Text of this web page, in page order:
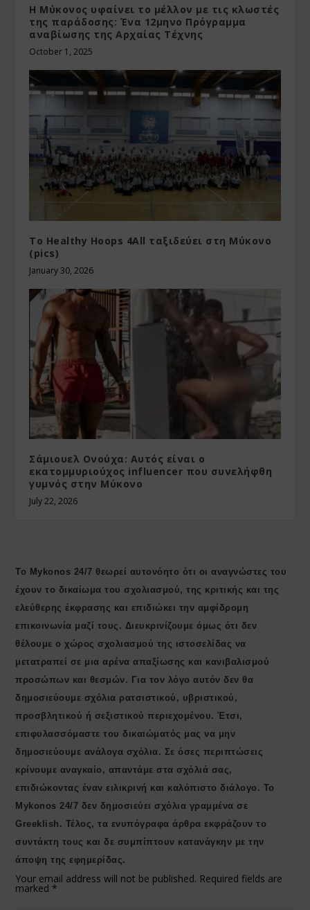
Η Μύκονος υφαίνει το μέλλον με τις κλωστές
της παράδοσης: Ένα 12μηνο Πρόγραμμα
αναβίωσης της Αρχαίας Τέχνης
October 1, 2025
Το Healthy Hoops 4All ταξιδεύει στη Μύκονο
(pics)
January 30, 2026
Σάμιουελ Ονούχα: Αυτός είναι ο
εκατομμυριούχος influencer που συνελήφθη
γυμνός στην Μύκονο
July 22, 2026
Το Mykonos 24/7 θεωρεί αυτονόητο ότι οι αναγνώστες του
έχουν το δικαίωμα του σχολιασμού, της κριτικής και της
ελεύθερης έκφρασης και επιδιώκει την αμφίδρομη
επικοινωνία μαζί τους. Διευκρινίζουμε όμως ότι δεν
θέλουμε ο χώρος σχολιασμού της ιστοσελίδας να
μετατραπεί σε μια αρένα απαξίωσης και κανιβαλισμού
προσώπων και θεσμών. Για τον λόγο αυτόν δεν θα
δημοσιεύουμε σχόλια ρατσιστικού, υβριστικού,
προσβλητικού ή σεξιστικού περιεχομένου. Έτσι,
επιφυλασσόμαστε του δικαιώματός μας να μην
δημοσιεύουμε ανάλογα σχόλια. Σε όσες περιπτώσεις
κρίνουμε αναγκαίο, απαντάμε στα σχόλιά σας,
επιδιώκοντας έναν ειλικρινή και καλόπιστο διάλογο. Το
Μykonos 24/7 δεν δημοσιεύει σχόλια γραμμένα σε
Greeklish. Τέλος, τα ενυπόγραφα άρθρα εκφράζουν το
συντάκτη τους και δε συμπίπτουν κατανάγκην με την
άποψη της εφημερίδας.
Your email address will not be published. Required fields are
marked *